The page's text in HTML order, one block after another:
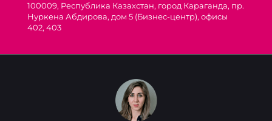
100009, Республика Казахстан, город Караганда, пр.
Нуркена Абдирова, дом 5 (Бизнес-центр), офисы
402, 403